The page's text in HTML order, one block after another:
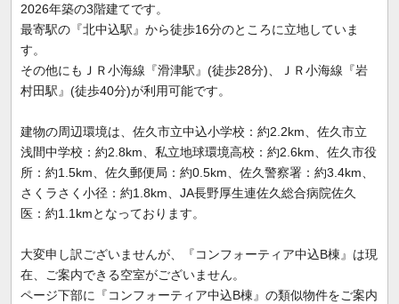
2026年築の3階建てです。
最寄駅の『北中込駅』から徒歩16分のところに立地していま
す。
その他にもＪＲ小海線『滑津駅』(徒歩28分)、ＪＲ小海線『岩
村田駅』(徒歩40分)が利用可能です。
建物の周辺環境は、佐久市立中込小学校：約2.2km、佐久市立
浅間中学校：約2.8km、私立地球環境高校：約2.6km、佐久市役
所：約1.5km、佐久郵便局：約0.5km、佐久警察署：約3.4km、
さくラさく小径：約1.8km、JA長野厚生連佐久総合病院佐久
医：約1.1kmとなっております。
大変申し訳ございませんが、『コンフォーティア中込B棟』は現
在、ご案内できる空室がございません。
ページ下部に『コンフォーティア中込B棟』の類似物件をご案内